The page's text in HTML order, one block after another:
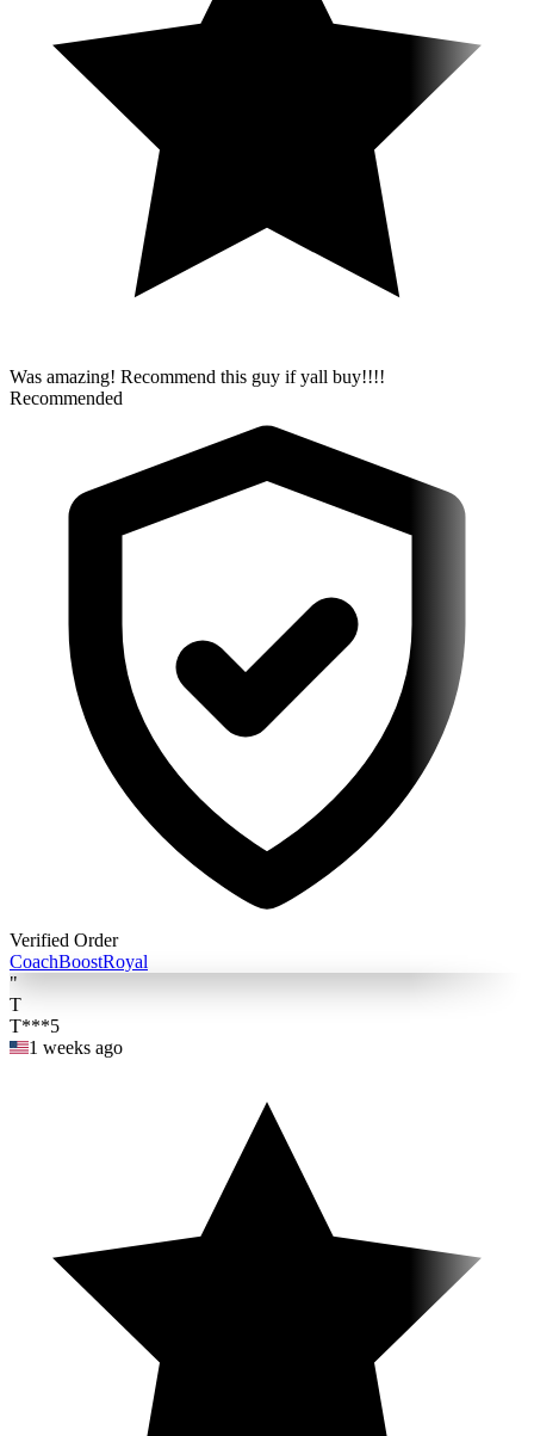
Was amazing! Recommend this guy if yall buy!!!!
Recommended
Verified Order
CoachBoostRoyal
"
T
T***5
1 weeks ago